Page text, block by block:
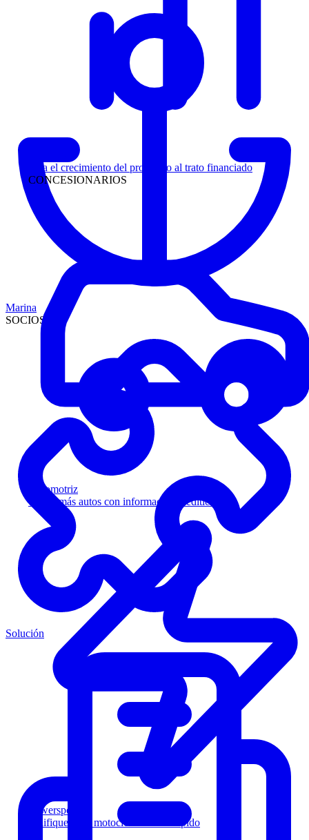
Siga el crecimiento del prospecto al trato financiado
CONCESIONARIOS
Automotriz
Venda más autos con información crediticia
Powersports
Califique a los motociclistas más rápido
Marina
SOCIOS
Solución